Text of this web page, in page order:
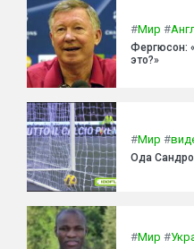
#Мир #
Фергюсон:
это?»
#Мир #
Ода
#Мир #